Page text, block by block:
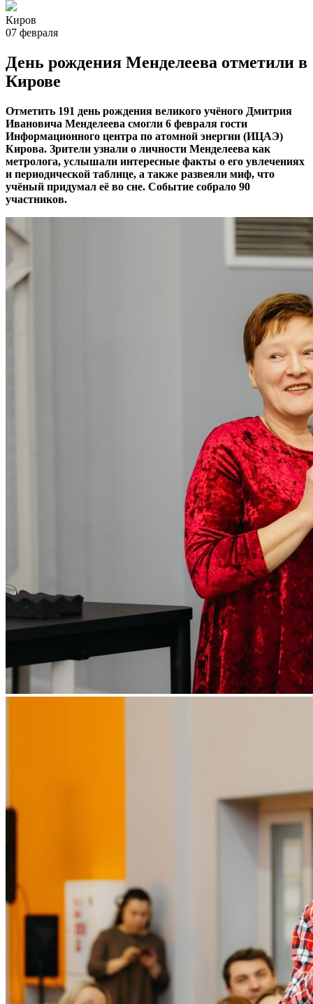
Киров
07 февраля
День рождения Менделеева отметили в
Кирове
Отметить 191 день рождения великого учёного Дмитрия
Ивановича Менделеева смогли 6 февраля гости
Информационного центра по атомной энергии (ИЦАЭ)
Кирова. Зрители узнали о личности Менделеева как
метролога, услышали интересные факты о его увлечениях
и периодической таблице, а также развеяли миф, что
учёный придумал её во сне. Событие собрало 90
участников.